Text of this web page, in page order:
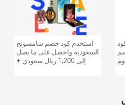
1425 ريالًا سعوديًا | شحن مج
استخدم كود خصم سامسونج
السعودية واحصل على ما يصل
إلى 1,200 ريال سعودي +